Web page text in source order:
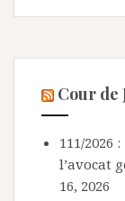
Cour de
111/2026
l’avocat
16, 2026